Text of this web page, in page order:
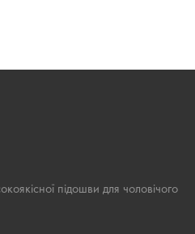
підошви для чоловічого